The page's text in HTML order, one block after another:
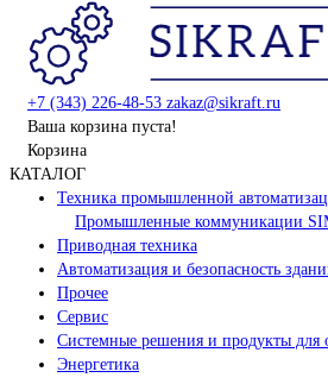
+7 (343) 226-48-53 zakaz@sikraft.ru
Ваша корзина пуста!
Корзина
КАТАЛОГ
Техника промышленной
Промышленные коммуникации
Приводная техника
Автоматизация и безопасность
Прочее
Сервис
Системные решения и продукты для
Энергетика